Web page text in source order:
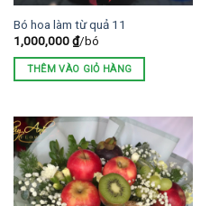
Bó hoa làm từ quả 11
1,000,000₫/bó
THÊM VÀO GIỎ HÀNG